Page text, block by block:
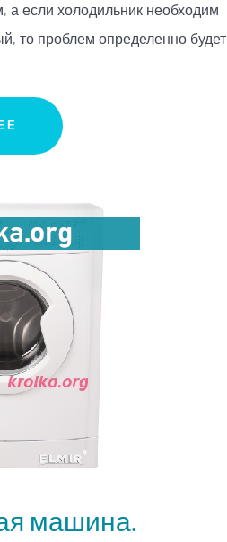
а если холодильник необходим
то проблем определенно будет
машина.